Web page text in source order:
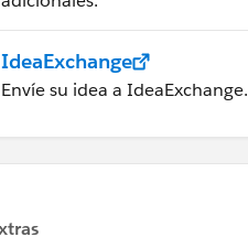
IdeaExchange
Envíe su idea a IdeaExchange.